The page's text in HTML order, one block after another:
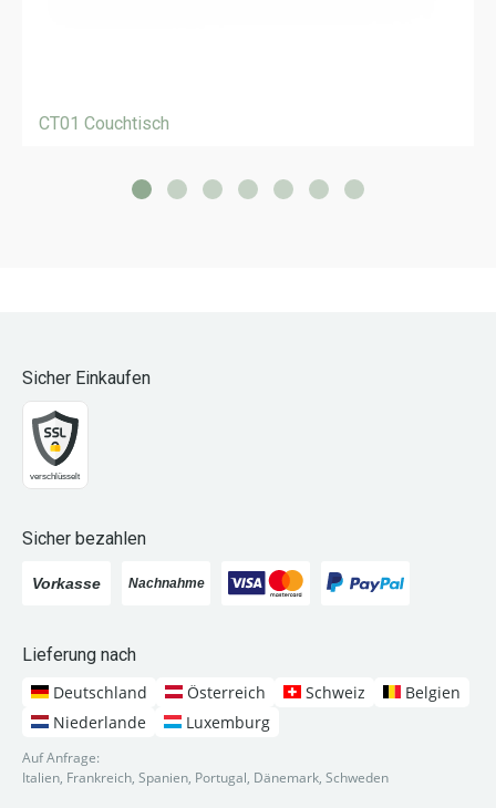
CT01 Couchtisch
Sicher Einkaufen
Sicher bezahlen
Lieferung nach
Deutschland
Österreich Schweiz
Belgien
Niederlande
Luxemburg
Auf Anfrage:
Italien, Frankreich, Spanien, Portugal, Dänemark, Schweden